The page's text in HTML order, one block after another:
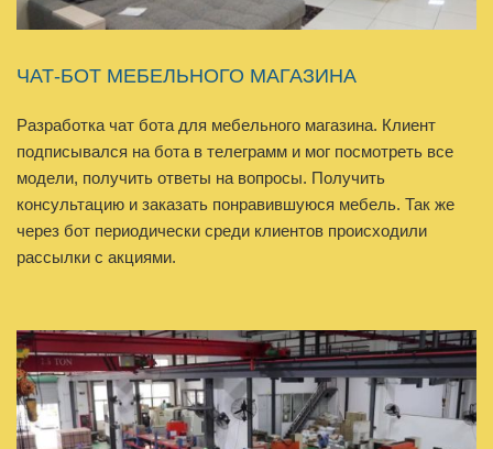
ЧАТ-БОТ МЕБЕЛЬНОГО МАГАЗИНА
Разработка чат бота для мебельного магазина. Клиент
подписывался на бота в телеграмм и мог посмотреть все
модели, получить ответы на вопросы. Получить
консультацию и заказать понравившуюся мебель. Так же
через бот периодически среди клиентов происходили
рассылки с акциями.